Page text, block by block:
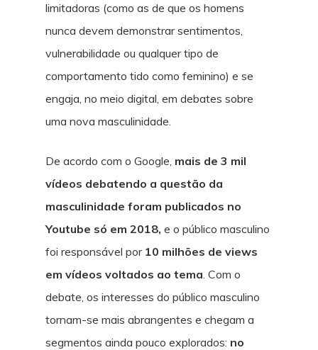
limitadoras (como as de que os homens
nunca devem demonstrar sentimentos,
vulnerabilidade ou qualquer tipo de
comportamento tido como feminino) e se
engaja, no meio digital, em debates sobre
uma nova masculinidade.
De acordo com o Google, mais de 3 mil
vídeos debatendo a questão da
masculinidade foram publicados no
Youtube só em 2018, e o público masculino
foi responsável por 10 milhões de views
em vídeos voltados ao tema. Com o
debate, os interesses do público masculino
tornam-se mais abrangentes e chegam a
segmentos ainda pouco explorados: no